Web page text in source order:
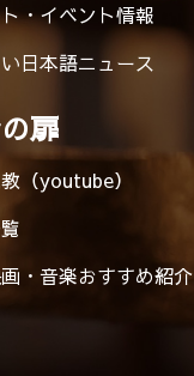
・イベント情報
日本語ニュース
扉
（youtube）
・音楽おすすめ紹介